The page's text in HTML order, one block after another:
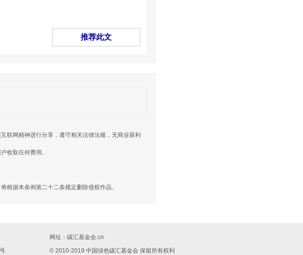
推荐此文
联网精神进行分享，遵守相关法律法规，无商业获利
收取任何费用。
根据本条例第二十二条规定删除侵权作品。
网址： 碳汇基金会.cn
© 2010-2019 中国绿色碳汇基金会 保留所有权利